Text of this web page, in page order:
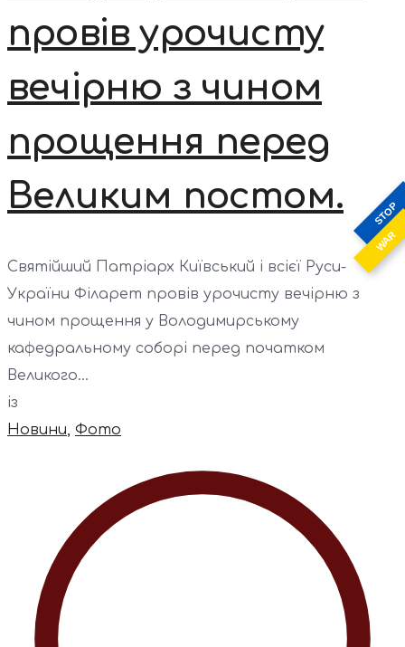
STOP
WAR
провів урочисту
вечірню з чином
прощення перед
Великим постом.
Святійший Патріарх Київський і всієї Руси-
України Філарет провів урочисту вечірню з
чином прощення у Володимирському
кафедральному соборі перед початком
Великого...
із
Новини, Фото